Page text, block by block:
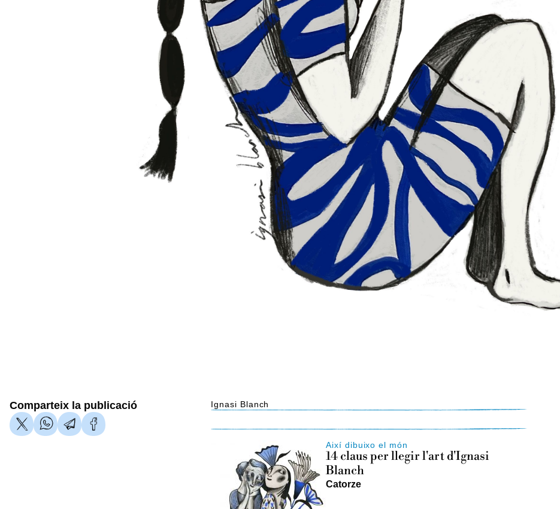
Ignasi Blanch
Comparteix la publicació
Així dibuixo el món
14 claus per llegir l'art d'Ignasi
Blanch
Catorze